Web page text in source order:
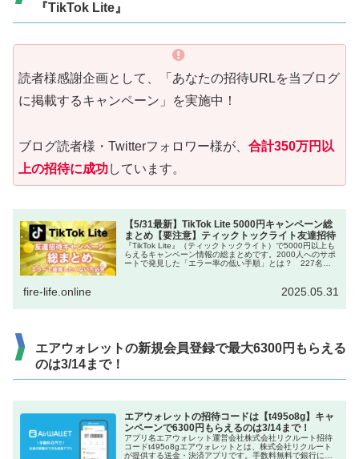
『TikTok Lite』
読者様感謝企画として、「あなたの招待URLを当ブログ
に掲載するキャンペーン」を実施中！
ブログ読者様・Twitterフォロワー様が、 合計350万円以
上の招待に成功しています。
【5/31最新】TikTok Lite 5000円キャンペーン総
まとめ【要注意】ティックトックライト友達招待
『TikTok Lite』（ティックトックライト）で5000円以上も
らえるキャンペーン情報の総まとめです。2000人へのサポ
ートで発見した「エラー率の低い手順」とは？ 227名が
fire-life.online 2025.05.31
エアウォレットの新規会員登録で最大6300円もらえる
のは3/14まで！
エアウォレットの招待コードは【t495o8g】キャ
ンペーンで6300円もらえるのは3/14まで！
アプリ名エアウォレット運営会社株式会社リクルート招待
コードt495o8gエアウォレットとは、株式会社リクルート
が提供する送金・決済アプリです。手数料無料で銀行に入